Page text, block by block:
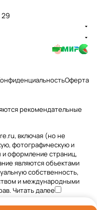
29
Оферта
рекомендательные
включая (но не
фотографическую и
и оформление страниц,
являются объектами
собственность,
и международными
Читать далее